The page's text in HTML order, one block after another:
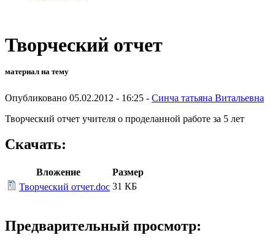
Творческий отчет
материал на тему
Опубликовано 05.02.2012 - 16:25 - Синча татьяна Витальевна
Творческий отчет учителя о проделанной работе за 5 лет
Скачать:
Вложение
Размер
Творческий отчет.doc 31 КБ
Предварительный просмотр: